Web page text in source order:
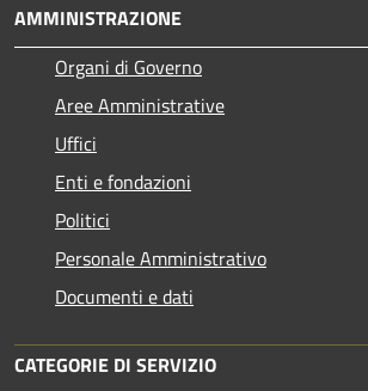
AMMINISTRAZIONE
Organi di Governo
Aree Amministrative
Uffici
Enti e fondazioni
Politici
Personale Amministrativo
Documenti e dati
CATEGORIE DI SERVIZIO